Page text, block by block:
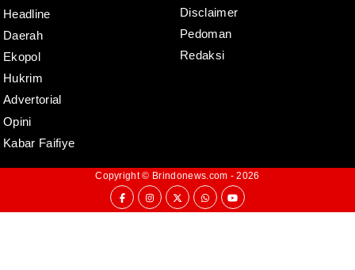
Headline
Daerah
Ekopol
Hukrim
Advertorial
Opini
Kabar Faifiye
Disclaimer
Pedoman
Redaksi
Copyright © Brindonews.com - 2026